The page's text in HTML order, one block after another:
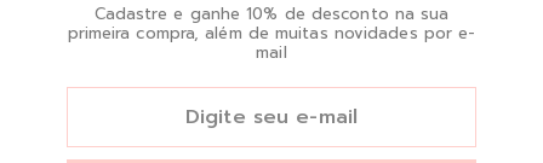
Cadastre e ganhe 10% de desconto na sua
primeira compra, além de muitas novidades por e-
mail